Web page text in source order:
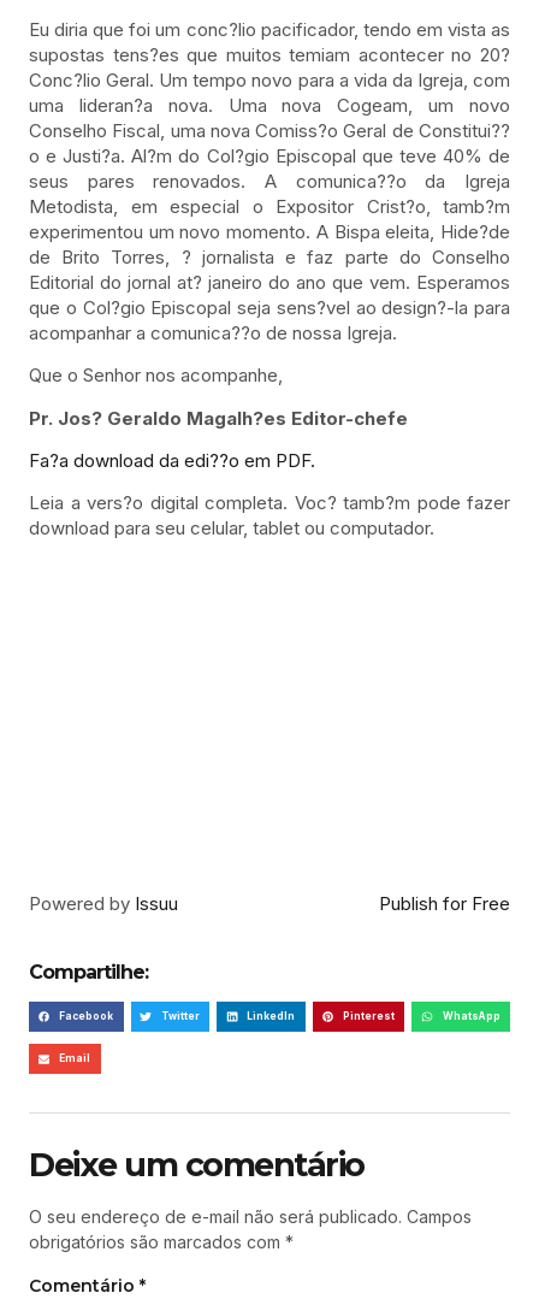
Eu diria que foi um conc?lio pacificador, tendo em vista as
supostas tens?es que muitos temiam acontecer no 20?
Conc?lio Geral. Um tempo novo para a vida da Igreja, com
uma lideran?a nova. Uma nova Cogeam, um novo
Conselho Fiscal, uma nova Comiss?o Geral de Constitui??
o e Justi?a. Al?m do Col?gio Episcopal que teve 40% de
seus pares renovados. A comunica??o da Igreja
Metodista, em especial o Expositor Crist?o, tamb?m
experimentou um novo momento. A Bispa eleita, Hide?de
de Brito Torres, ? jornalista e faz parte do Conselho
Editorial do jornal at? janeiro do ano que vem. Esperamos
que o Col?gio Episcopal seja sens?vel ao design?-la para
acompanhar a comunica??o de nossa Igreja.
Que o Senhor nos acompanhe,
Pr. Jos? Geraldo Magalh?es Editor-chefe
Fa?a download da edi??o em PDF.
Leia a vers?o digital completa. Voc? tamb?m pode fazer
download para seu celular, tablet ou computador.
Powered by Issuu Publish for Free
Compartilhe:
Facebook Twitter LinkedIn Pinterest WhatsApp
Email
Deixe um comentário
O seu endereço de e-mail não será publicado. Campos
obrigatórios são marcados com *
Comentário *